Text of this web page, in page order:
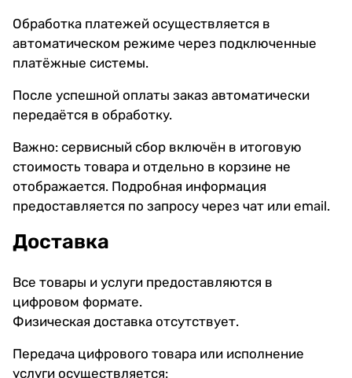
Обработка платежей осуществляется в
автоматическом режиме через подключенные
платёжные системы.
После успешной оплаты заказ автоматически
передаётся в обработку.
Важно: сервисный сбор включён в итоговую
стоимость товара и отдельно в корзине не
отображается. Подробная информация
предоставляется по запросу через чат или email.
Доставка
Все товары и услуги предоставляются в
цифровом формате.
Физическая доставка отсутствует.
Передача цифрового товара или исполнение
услуги осуществляется: